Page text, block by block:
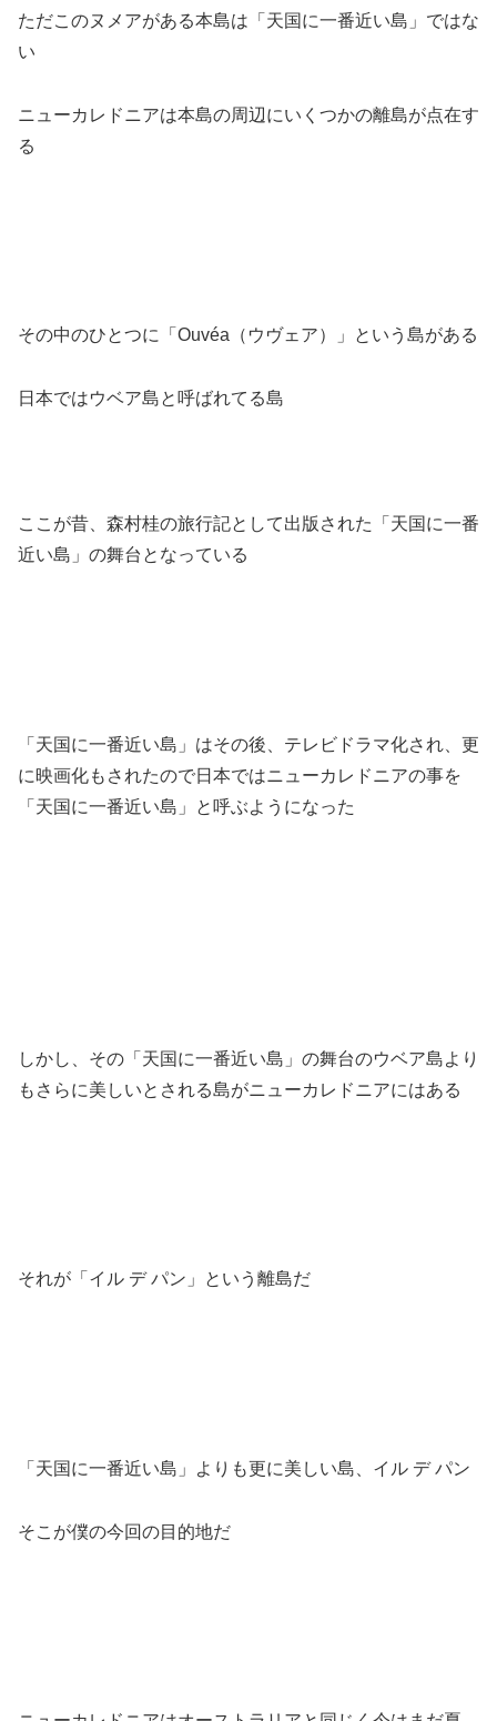
ただこのヌメアがある本島は「天国に一番近い島」ではな
い
ニューカレドニアは本島の周辺にいくつかの離島が点在す
る
その中のひとつに「Ouvéa（ウヴェア）」という島がある
日本ではウベア島と呼ばれてる島
ここが昔、森村桂の旅行記として出版された「天国に一番
近い島」の舞台となっている
「天国に一番近い島」はその後、テレビドラマ化され、更
に映画化もされたので日本ではニューカレドニアの事を
「天国に一番近い島」と呼ぶようになった
しかし、その「天国に一番近い島」の舞台のウベア島より
もさらに美しいとされる島がニューカレドニアにはある
それが「イル デ パン」という離島だ
「天国に一番近い島」よりも更に美しい島、イル デ パン
そこが僕の今回の目的地だ